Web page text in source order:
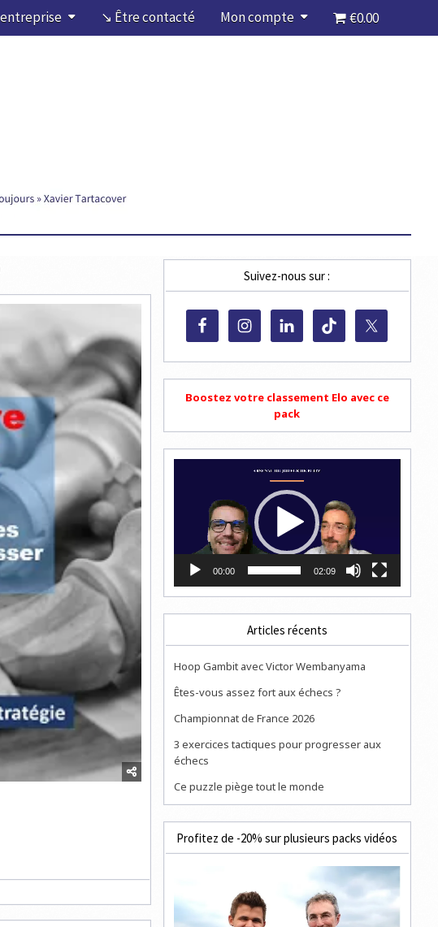
↘ Être contacté Mon compte €0.00
Suivez-nous sur :
Boostez votre classement Elo avec ce
pack
00:00 02:09
Articles récents
Hoop Gambit avec Victor Wembanyama
Êtes-vous assez fort aux échecs ?
Championnat de France 2026
3 exercices tactiques pour progresser aux
échecs
Ce puzzle piège tout le monde
Profitez de -20% sur plusieurs packs vidéos